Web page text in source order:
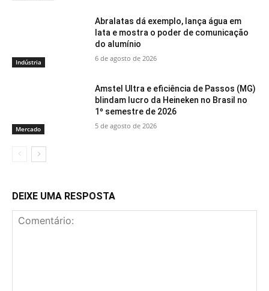
Indústria
Abralatas dá exemplo, lança água em
lata e mostra o poder de comunicação
do alumínio
6 de agosto de 2026
Mercado
Amstel Ultra e eficiência de Passos (MG)
blindam lucro da Heineken no Brasil no
1º semestre de 2026
5 de agosto de 2026
DEIXE UMA RESPOSTA